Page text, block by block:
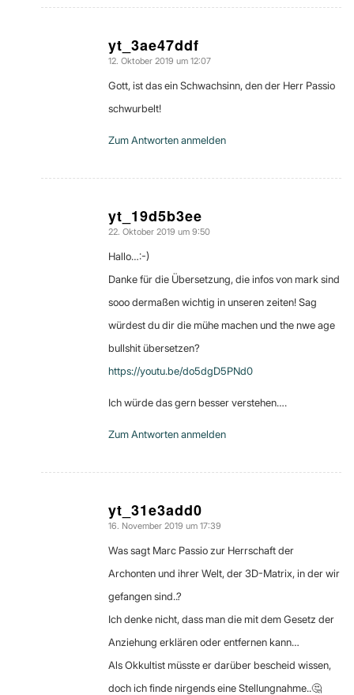
yt_3ae47ddf
sagte:
12. Oktober 2019 um 12:07
Gott, ist das ein Schwachsinn, den der Herr Passio
schwurbelt!
Zum Antworten anmelden
yt_19d5b3ee
sagte:
22. Oktober 2019 um 9:50
Hallo…:-)
Danke für die Übersetzung, die infos von mark sind
sooo dermaßen wichtig in unseren zeiten! Sag
würdest du dir die mühe machen und the nwe age
bullshit übersetzen?
https://youtu.be/do5dgD5PNd0
Ich würde das gern besser verstehen….
Zum Antworten anmelden
yt_31e3add0
sagte:
16. November 2019 um 17:39
Was sagt Marc Passio zur Herrschaft der
Archonten und ihrer Welt, der 3D-Matrix, in der wir
gefangen sind..?
Ich denke nicht, dass man die mit dem Gesetz der
Anziehung erklären oder entfernen kann…
Als Okkultist müsste er darüber bescheid wissen,
doch ich finde nirgends eine Stellungnahme..🤔